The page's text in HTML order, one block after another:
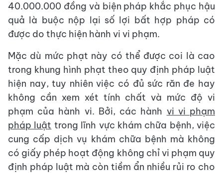
40.000.000 đồng và biện pháp khắc phục hậu
quả là buộc nộp lại số lợi bất hợp pháp có
được do thực hiện hành vi vi phạm.
Mặc dù mức phạt này có thể được coi là cao
trong khung hình phạt theo quy định pháp luật
hiện nay, tuy nhiên việc có đủ sức răn đe hay
không cần xem xét tính chất và mức độ vi
phạm của hành vi. Bởi, các hành vi vi phạm
pháp luật trong lĩnh vực khám chữa bệnh, việc
cung cấp dịch vụ khám chữa bệnh mà không
có giấy phép hoạt động không chỉ vi phạm quy
định pháp luật mà còn tiềm ẩn nhiều rủi ro cho